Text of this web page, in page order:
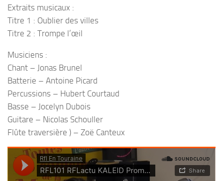
Extraits musicaux :
Titre 1 : Oublier des villes
Titre 2 : Trompe l’œil
Musiciens :
Chant – Jonas Brunel
Batterie – Antoine Picard
Percussions – Hubert Courtaud
Basse – Jocelyn Dubois
Guitare – Nicolas Schouller
Flûte traversière ) – Zoë Canteux